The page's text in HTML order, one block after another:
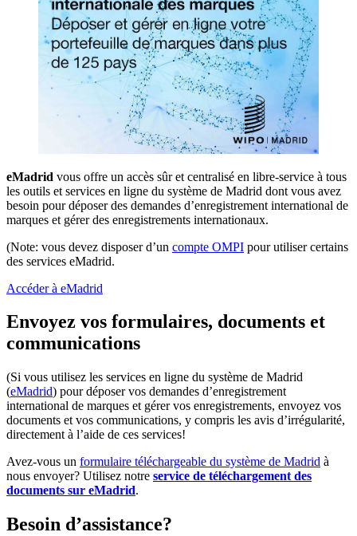
eMadrid vous offre un accès sûr et centralisé en libre-service à tous
les outils et services en ligne du système de Madrid dont vous avez
besoin pour déposer des demandes d’enregistrement international de
marques et gérer des enregistrements internationaux.
(Note: vous devez disposer d’un compte OMPI pour utiliser certains
des services eMadrid.
Accéder à eMadrid
Envoyez vos formulaires, documents et
communications
(Si vous utilisez les services en ligne du système de Madrid
(eMadrid) pour déposer vos demandes d’enregistrement
international de marques et gérer vos enregistrements, envoyez vos
documents et vos communications, y compris les avis d’irrégularité,
directement à l’aide de ces services!
Avez-vous un formulaire téléchargeable du système de Madrid à
nous envoyer? Utilisez notre service de téléchargement des
documents sur eMadrid.
Besoin d’assistance?